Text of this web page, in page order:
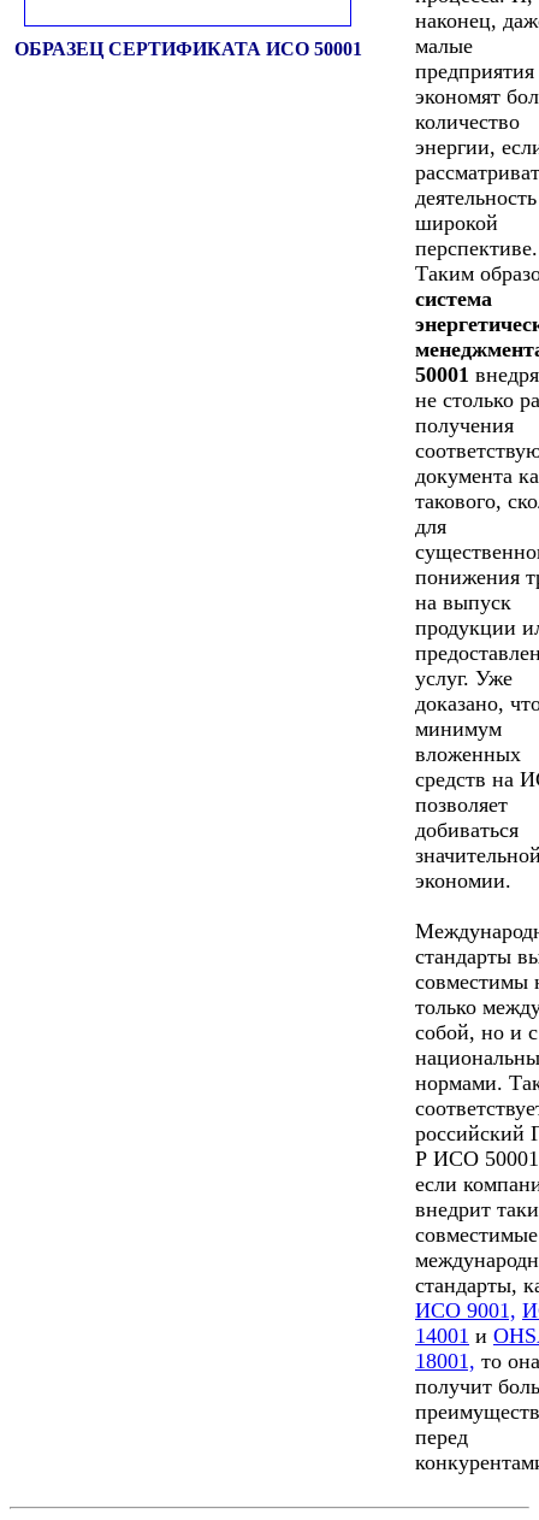
ОБРАЗЕЦ СЕРТИФИКАТА ИСО 50001
наконец,
малые
предприятия
экономят
количество
энергии,
широкой
перспективе.
Таким
система
50001
не столько
получения
документа
такового,
для
понижения
на выпуск
продукции
услуг. Уже
доказано,
минимум
вложенных
средств на
позволяет
добиваться
экономии.
стандарты
совместимы
только
собой, но и с
нормами.
российский
Р ИСО
если
внедрит
совместимые
стандарты,
ИСО 9001,
14001 и
18001, то она
получит
перед